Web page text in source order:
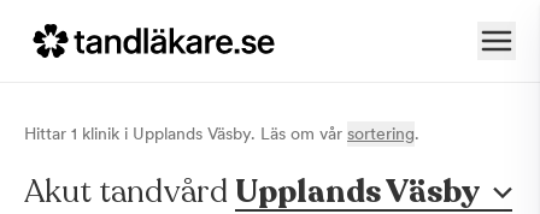
Hittar 1 klinik i Upplands Väsby. Läs om vår sortering.
Akut tandvård Upplands Väsby